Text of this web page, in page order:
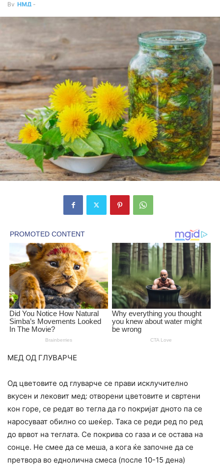
By НМД -
МЕД ОД ГЛУВАРЧЕ
Од цветовите од глуварче се прави исклучително
вкусен и лековит мед: отворени цветовите и свртени
кон горе, се редат во тегла да го покријат дното па се
наросуваат обилно со шеќер. Така се реди ред по ред
до врвот на теглата. Се покрива со газа и се остава на
сонце. Не смее да се меша, а кога ќе започне да се
претвора во еднолична смеса (после 10-15 дена)